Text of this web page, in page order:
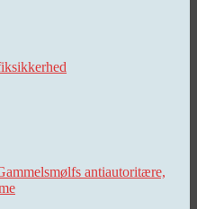
antiautoritære,